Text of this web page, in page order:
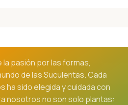
pasión por las formas,
de las Suculentas. Cada
ha sido elegida y cuidada con
nosotros no son solo plantas: